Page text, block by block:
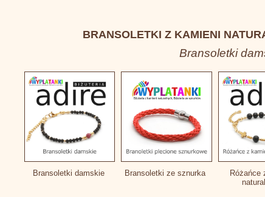
BRANSOLETKI Z KAMIENI
Bransoletki
Bransoletki damskie Bransoletki ze sznurka
Różańce